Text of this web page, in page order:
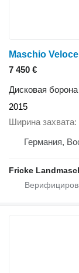
Maschio
7 450 €
Дисковая борона
2015
Ширина захвата
Германия,
Fricke